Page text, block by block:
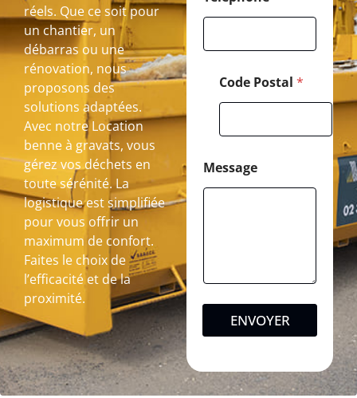
réels. Que ce soit pour
un chantier, un
débarras ou une
rénovation, nous
proposons des
solutions adaptées.
Avec notre Location
benne à gravats, vous
gérez vos déchets en
toute sérénité. La
logistique est simplifiée
pour vous offrir un
maximum de confort.
Faites le choix de
l’efficacité et de la
proximité.
Code Postal *
Message
ENVOYER